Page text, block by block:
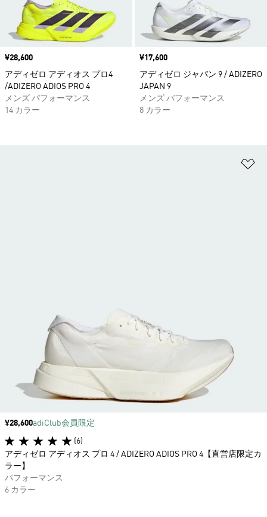
価格
¥28,600
アディゼロ アディオス プロ4
/ADIZERO ADIOS PRO 4
メンズ パフォーマンス
14 カラー
価格
¥17,600
アディゼロ ジャパン 9 / ADIZERO
JAPAN 9
メンズ パフォーマンス
8 カラー
価格
¥28,600adiClub会員限定
(6)
アディゼロ アディオス プロ 4 / ADIZERO ADIOS PRO 4【直営店限定カ
ラー】
パフォーマンス
6 カラー